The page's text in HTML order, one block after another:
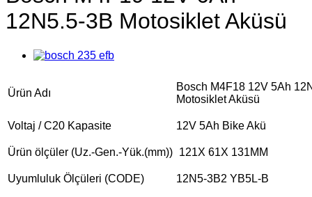
12N5.5-3B Motosiklet Aküsü
Ürün Adı
Bosch M4F18 12V 5Ah
Motosiklet Aküsü
Voltaj / C20 Kapasite 12V 5Ah Bike Akü
Ürün ölçüler (Uz.-Gen.-Yük.(mm)) 121X 61X 131MM
Uyumluluk Ölçüleri (CODE) 12N5-3B2 YB5L-B